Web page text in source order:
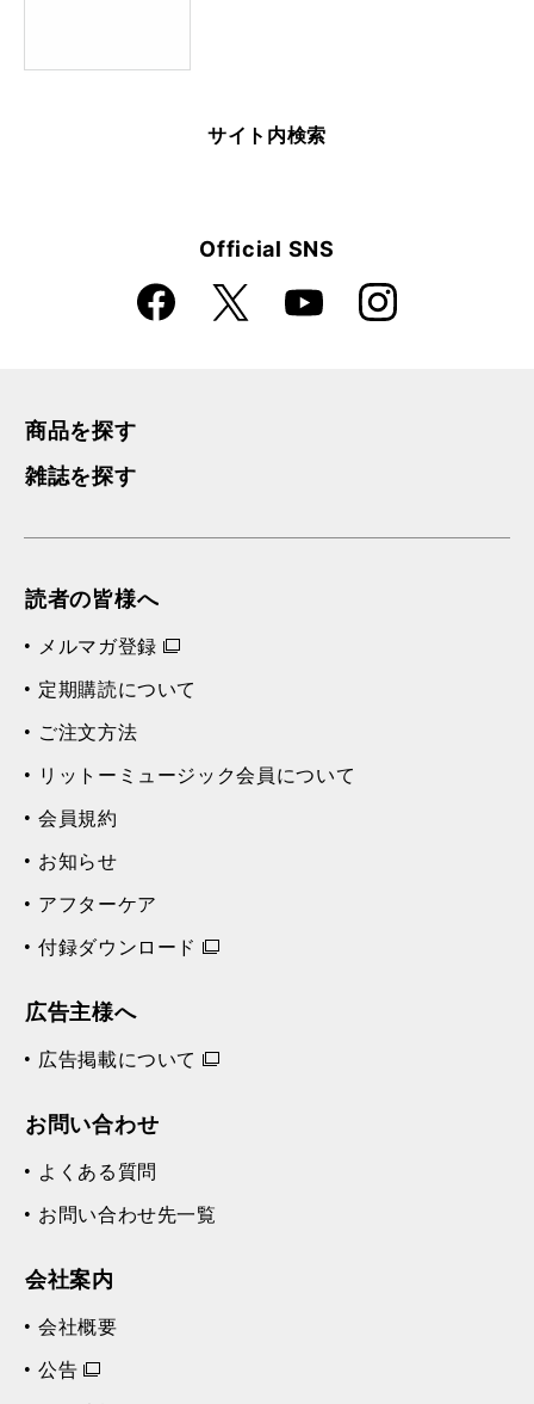
サイト内検索
Official SNS
Faceboo
k
X YouTube Instagra
m
商品を探す
雑誌を探す
読者の皆様へ
メルマガ登録
定期購読について
ご注文方法
リットーミュージック会員について
会員規約
お知らせ
アフターケア
付録ダウンロード
広告主様へ
広告掲載について
お問い合わせ
よくある質問
お問い合わせ先一覧
会社案内
会社概要
公告